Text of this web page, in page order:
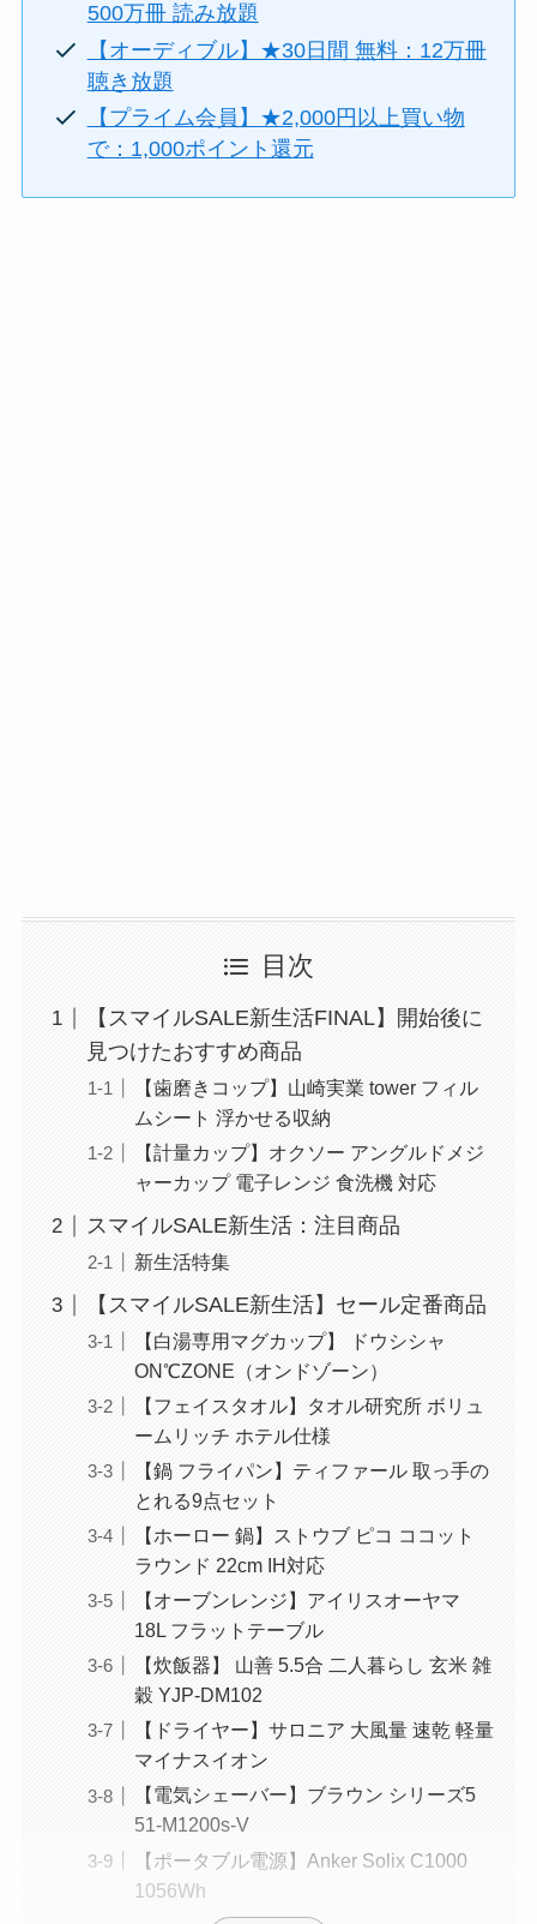
500万冊 読み放題
【オーディブル】★30日間 無料：12万冊
聴き放題
【プライム会員】★2,000円以上買い物
で：1,000ポイント還元
目次
【スマイルSALE新生活FINAL】開始後に
見つけたおすすめ商品
【歯磨きコップ】山崎実業 tower フィル
ムシート 浮かせる収納
【計量カップ】オクソー アングルドメジ
ャーカップ 電子レンジ 食洗機 対応
スマイルSALE新生活：注目商品
新生活特集
【スマイルSALE新生活】セール定番商品
【白湯専用マグカップ】 ドウシシャ
ON℃ZONE（オンドゾーン）
【フェイスタオル】タオル研究所 ボリュ
ームリッチ ホテル仕様
【鍋 フライパン】ティファール 取っ手の
とれる9点セット
【ホーロー 鍋】ストウブ ピコ ココット
ラウンド 22cm IH対応
【オーブンレンジ】アイリスオーヤマ
18L フラットテーブル
【炊飯器】 山善 5.5合 二人暮らし 玄米 雑
穀 YJP-DM102
【ドライヤー】サロニア 大風量 速乾 軽量
マイナスイオン
【電気シェーバー】ブラウン シリーズ5
51-M1200s-V
【ポータブル電源】Anker Solix C1000
1056Wh